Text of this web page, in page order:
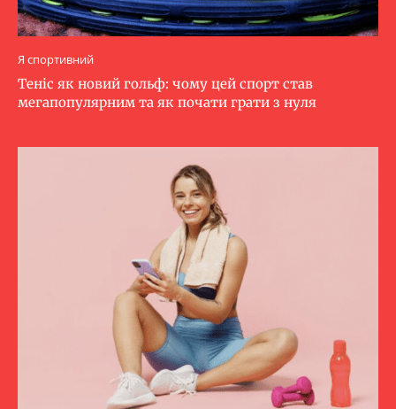
Я спортивний
Теніс як новий гольф: чому цей спорт став
мегапопулярним та як почати грати з нуля